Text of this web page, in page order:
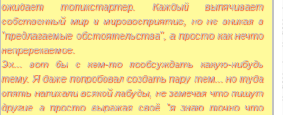
ожидает топикстартер. Каждый выпячивает
собственный мир и мировосприятие, но не вникая в
"предлагаемые обстоятельства", а просто как нечто
непререкаемое.
Эх... вот бы с кем-то пообсуждать какую-нибудь
тему. Я даже попробовал создать пару тем... но туда
опять напихали всякой лабуды, не замечая что пишут
другие а просто выражая своё "я знаю точно что